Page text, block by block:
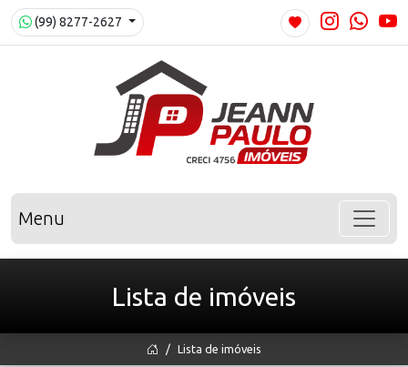
(99) 8277-2627
Menu
Lista de imóveis
Lista de imóveis